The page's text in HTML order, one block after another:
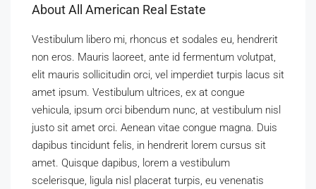
About All American Real Estate
Vestibulum libero mi, rhoncus et sodales eu, hendrerit
non eros. Mauris laoreet, ante id fermentum volutpat,
elit mauris sollicitudin orci, vel imperdiet turpis lacus sit
amet ipsum. Vestibulum ultrices, ex at congue
vehicula, ipsum orci bibendum nunc, at vestibulum nisl
justo sit amet orci. Aenean vitae congue magna. Duis
dapibus tincidunt felis, in hendrerit lorem cursus sit
amet. Quisque dapibus, lorem a vestibulum
scelerisque, ligula nisl placerat turpis, eu venenatis